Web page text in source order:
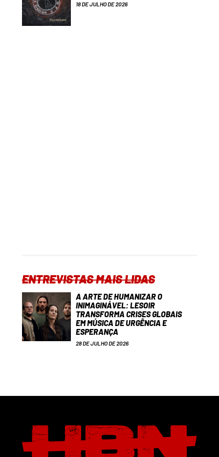
18 DE JULHO DE 2026
ENTREVISTAS MAIS LIDAS
A ARTE DE HUMANIZAR O
INIMAGINÁVEL: LESOIR
TRANSFORMA CRISES GLOBAIS
EM MÚSICA DE URGÊNCIA E
ESPERANÇA
28 DE JULHO DE 2026